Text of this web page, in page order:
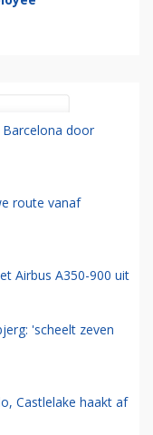
door
route vanaf
Airbus A350-900 uit
'scheelt zeven
Castlelake haakt af